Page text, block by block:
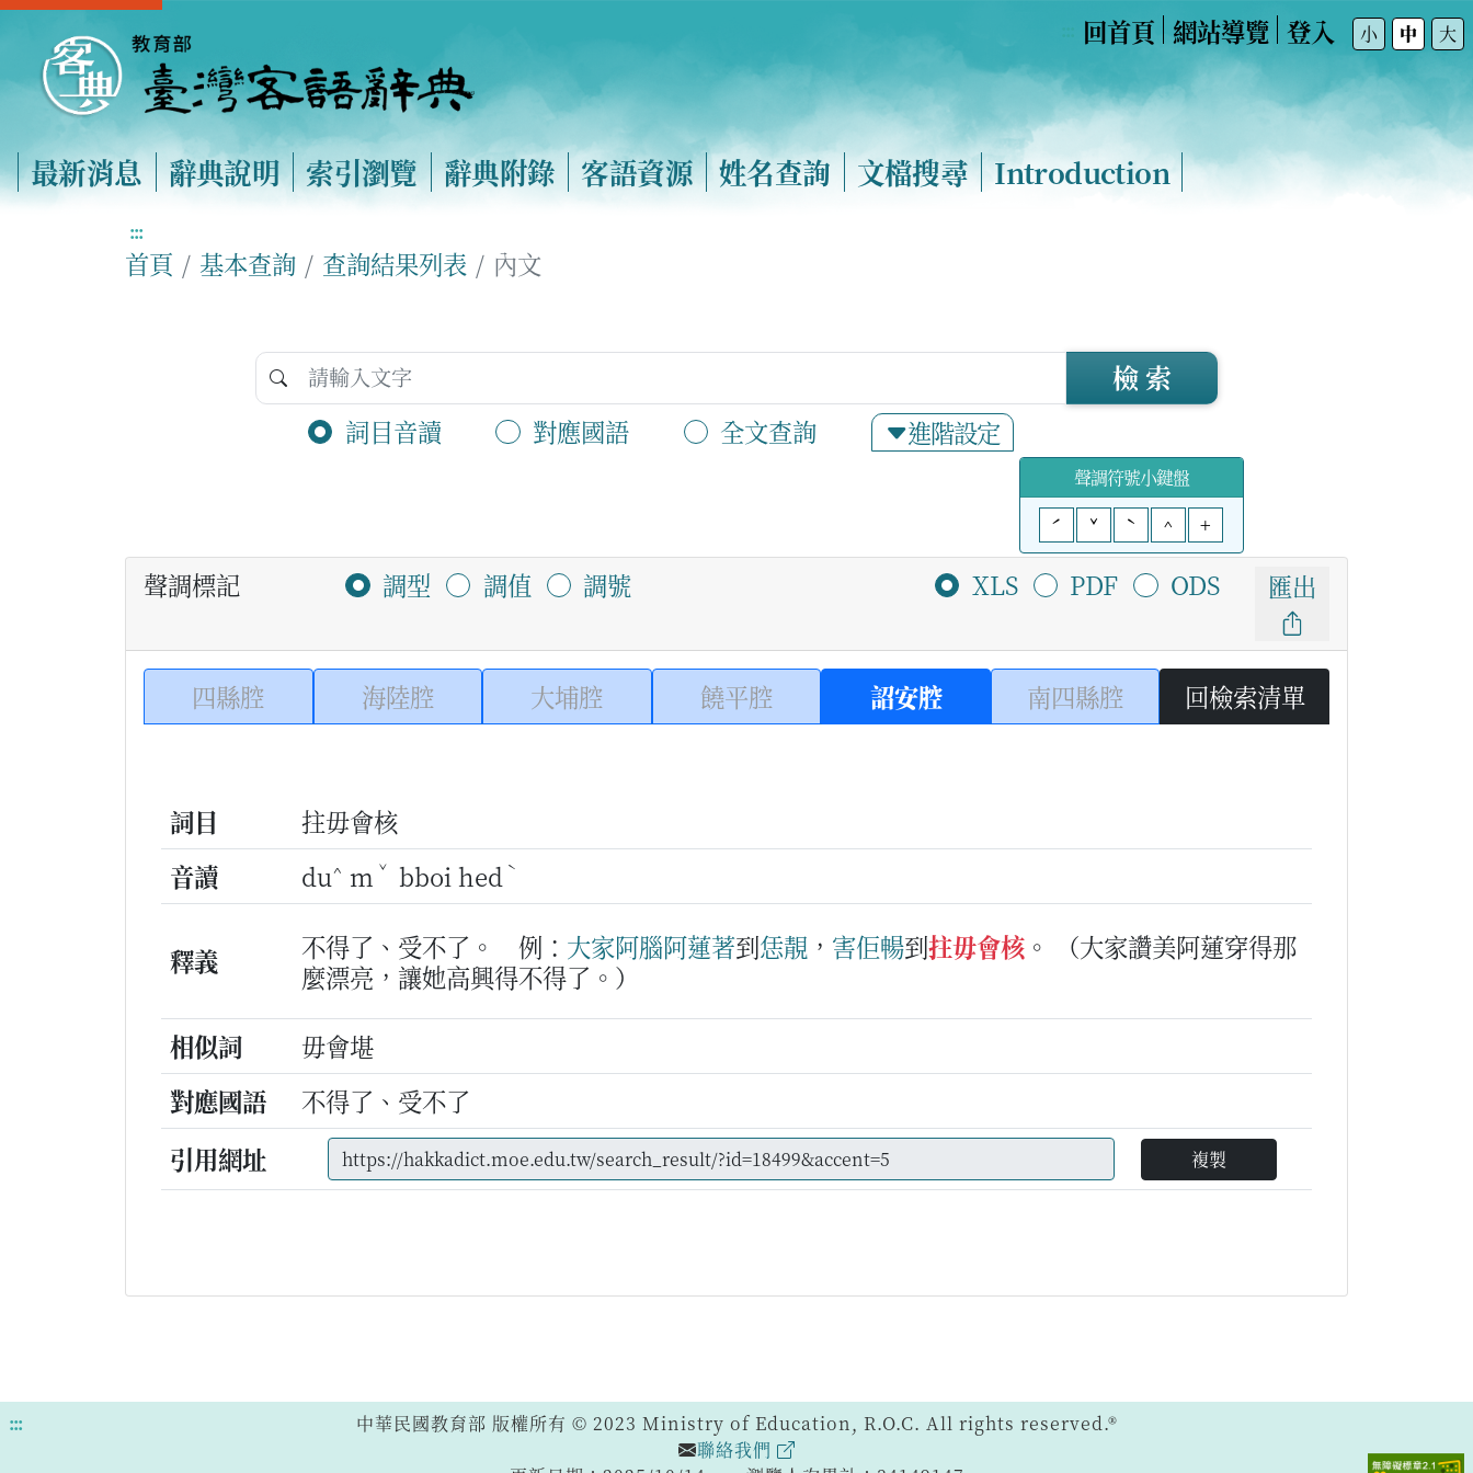
回首頁 網站導覽 登入 小 中 大
最新消息 辭典說明 索引瀏覽 辭典附錄 客語資源 姓名查詢 文檔搜尋 Introduction
:::
首頁 基本查詢 查詢結果列表 內文
詞目音讀 對應國語 全文查詢 進階設定
檢 索
聲調符號小鍵盤
ˊ
ˇ ˋ ^ +
聲調標記 調型 調值 調號 XLS PDF ODS 匯出
四縣腔 海陸腔 大埔腔 饒平腔 詔安腔 南四縣腔 回檢索清單
詞目
拄毋會核
音讀
du^ m ˇ bboi hed ˋ
釋義 不得了、受不了。 例： 大家阿腦阿蓮著到恁靚 ， 害佢暢到拄毋會核 。
（大家讚美阿蓮穿得那
麼漂亮，讓她高興得不得了。）
相似詞
毋會堪
對應國語
不得了、受不了
引用網址
複製
:::
中華民國教育部 版權所有 © 2023 Ministry of Education, R.O.C. All rights reserved.®
聯絡我們